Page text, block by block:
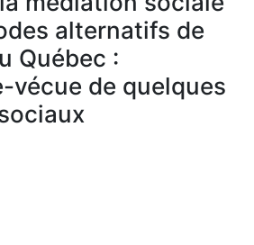
alternatifs de
Québec :
vécue de quelques